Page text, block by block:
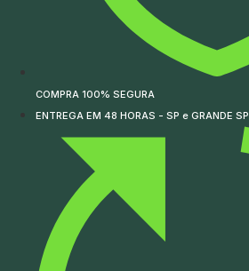
COMPRA 100% SEGURA
ENTREGA EM 48 HORAS - SP e GRANDE SP